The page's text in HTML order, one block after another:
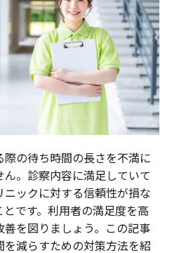
の待ち時間の長さを不満に
。診察内容に満足していて
ックに対する信頼性が損な
です。利用者の満足度を高
を図りましょう。この記事
減らすための対策方法を紹